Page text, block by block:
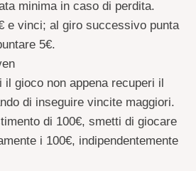
minima in caso di perdita.
e vinci; al giro successivo punta
5€.
il gioco non appena recuperi il
di inseguire vincite maggiori.
di 100€, smetti di giocare
i 100€, indipendentemente